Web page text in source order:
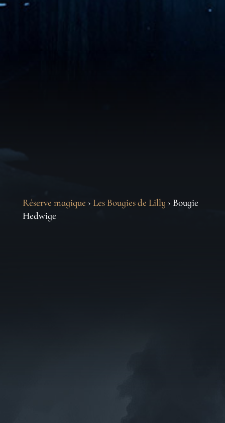
Réserve magique › Les Bougies de Lilly › Bougie
Hedwige